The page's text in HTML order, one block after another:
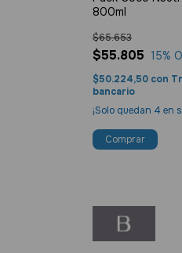
800ml
$55.805
$65.653
15%
$50.224,50 con
bancario
¡Solo quedan 4 en